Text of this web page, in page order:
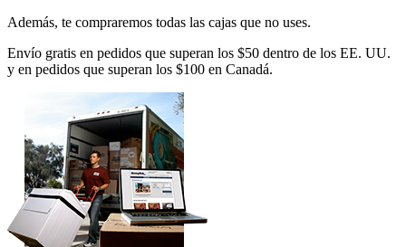
Además, te compraremos todas las cajas que no uses.
Envío gratis en pedidos que superan los $50 dentro de los EE. UU.
y en pedidos que superan los $100 en Canadá.